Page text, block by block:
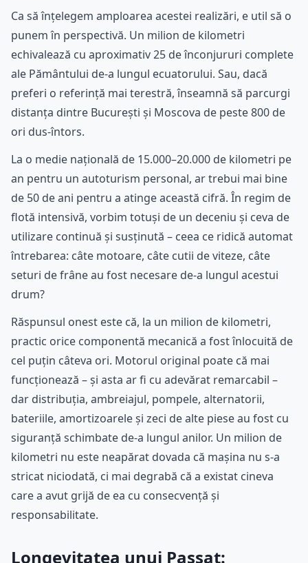
Ca să înțelegem amploarea acestei realizări, e util să o
punem în perspectivă. Un milion de kilometri
echivalează cu aproximativ 25 de înconjururi complete
ale Pământului de-a lungul ecuatorului. Sau, dacă
preferi o referință mai terestră, înseamnă să parcurgi
distanța dintre București și Moscova de peste 800 de
ori dus-întors.
La o medie națională de 15.000–20.000 de kilometri pe
an pentru un autoturism personal, ar trebui mai bine
de 50 de ani pentru a atinge această cifră. În regim de
flotă intensivă, vorbim totuși de un deceniu și ceva de
utilizare continuă și susținută – ceea ce ridică automat
întrebarea: câte motoare, câte cutii de viteze, câte
seturi de frâne au fost necesare de-a lungul acestui
drum?
Răspunsul onest este că, la un milion de kilometri,
practic orice componentă mecanică a fost înlocuită de
cel puțin câteva ori. Motorul original poate că mai
funcționează – și asta ar fi cu adevărat remarcabil –
dar distribuția, ambreiajul, pompele, alternatorii,
bateriile, amortizoarele și zeci de alte piese au fost cu
siguranță schimbate de-a lungul anilor. Un milion de
kilometri nu este neapărat dovada că mașina nu s-a
stricat niciodată, ci mai degrabă că a existat cineva
care a avut grijă de ea cu consecvență și
responsabilitate.
Longevitatea unui Passat: